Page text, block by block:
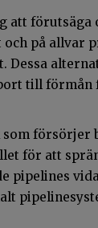
att förutsäga
på allvar
Dessa
till förmån
försörjer
för att
pipelines